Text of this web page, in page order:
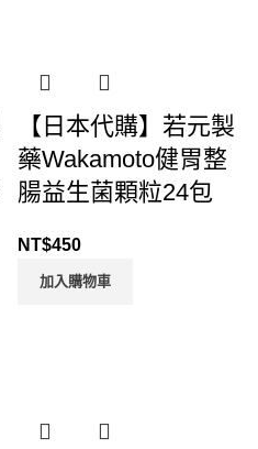
【日本代購】若元製
藥Wakamoto健胃整
腸益生菌顆粒24包
NT$450
加入購物車